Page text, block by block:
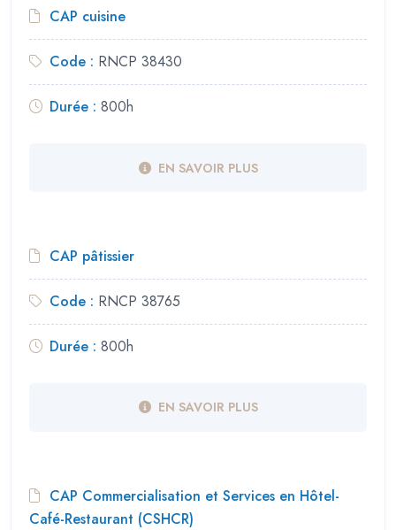
CAP cuisine
Code : RNCP 38430
Durée : 800h
EN SAVOIR PLUS
CAP pâtissier
Code : RNCP 38765
Durée : 800h
EN SAVOIR PLUS
CAP Commercialisation et Services en Hôtel-
Café-Restaurant (CSHCR)